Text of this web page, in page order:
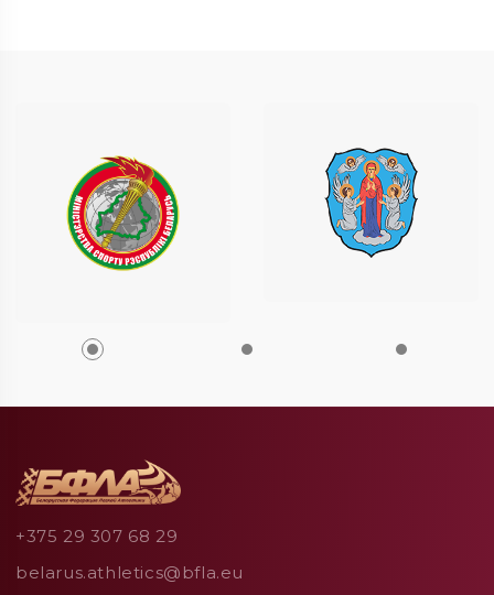
+375 29 307 68 29
belarus.athletics@bfla.eu